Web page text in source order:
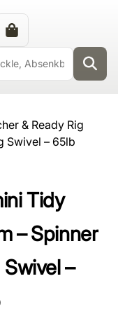
& Ready Rig
Swivel – 65lb
Tidy
– Spinner
Swivel –